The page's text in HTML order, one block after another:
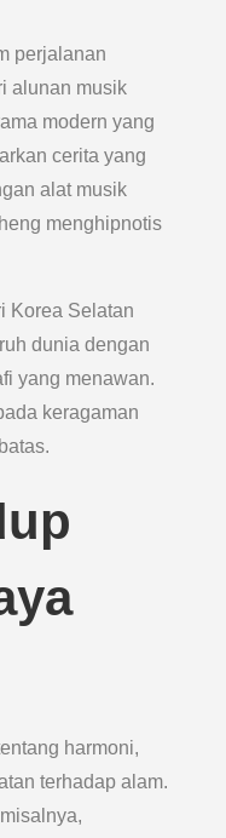
perjalanan
alunan musik
modern yang
cerita yang
alat musik
menghipnotis
Korea Selatan
dunia dengan
yang menawan.
keragaman
harmoni,
terhadap alam.